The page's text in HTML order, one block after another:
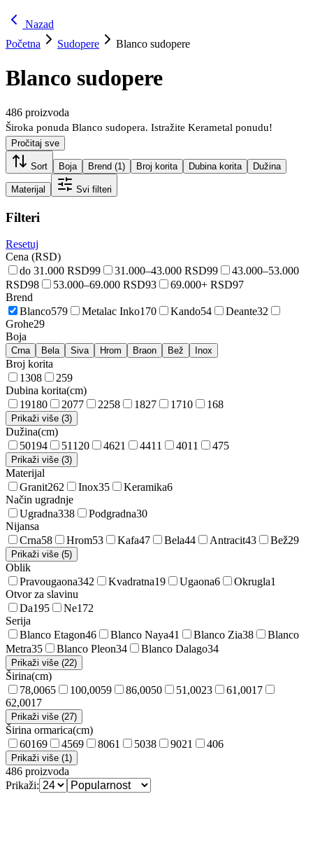
Nazad
Početna
Sudopere Blanco sudopere
Blanco sudopere
486 proizvoda
Široka ponuda Blanco sudopera. Istražite Kerametal ponudu!
Pročitaj sve
Sort Boja Brend (1) Broj korita Dubina korita Dužina
Materijal Svi filteri
Filteri
Resetuj
Cena (RSD)
do 31.000 RSD99 31.000–43.000 RSD99
43.000–53.000
RSD98 53.000–69.000 RSD93 69.000+ RSD97
Brend
Blanco579 Metalac Inko170 Kando54 Deante32
Grohe29
Boja
Crna Bela Siva Hrom Braon Bež Inox
Broj korita
1308 259
Dubina korita(cm)
19180 2077 2258 1827 1710 168
Prikaži više (3)
Dužina(cm)
50194 51 120 4621 4411 4011 475
Prikaži više (3)
Materijal
Granit262 Inox35 Keramika6
Način ugradnje
Ugradna338 Podgradna30
Nijansa
Crna58 Hrom53 Kafa47 Bela44 Antracit43 Bež29
Prikaži više (5)
Oblik
Pravougaona342 Kvadratna19 Ugaona6 Okrugla1
Otvor za slavinu
Da195 Ne172
Serija
Blanco Etagon46 Blanco Naya41 Blanco Zia38
Blanco
Metra35 Blanco Pleon34 Blanco Dalago34
Prikaži više (22)
Širina(cm)
78,0065 100,0059 86,0050 51,0023 61,0017
62,0017
Prikaži više (27)
Širina ormarica(cm)
60169 4569 8061 5038 9021 406
Prikaži više (1)
486 proizvoda
Prikaži: